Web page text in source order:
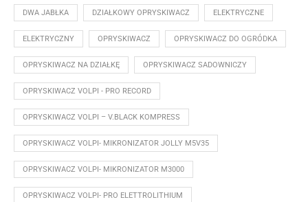
DWA JABŁKA DZIAŁKOWY OPRYSKIWACZ ELEKTRYCZNE
ELEKTRYCZNY OPRYSKIWACZ OPRYSKIWACZ DO OGRÓDKA
OPRYSKIWACZ NA DZIAŁKĘ OPRYSKIWACZ SADOWNICZY
OPRYSKIWACZ VOLPI - PRO RECORD
OPRYSKIWACZ VOLPI – V.BLACK KOMPRESS
OPRYSKIWACZ VOLPI- MIKRONIZATOR JOLLY M5V35
OPRYSKIWACZ VOLPI- MIKRONIZATOR M3000
OPRYSKIWACZ VOLPI- PRO ELETTROLITHIUM